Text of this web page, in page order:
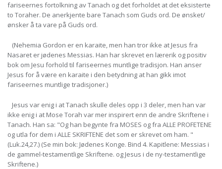
fariseernes fortolkning av Tanach og det forholdet at det eksisterte
to Toraher. De anerkjente bare Tanach som Guds ord. De ønsket/
ønsker å ta vare på Guds ord.
(Nehemia Gordon er en karaite, men han tror ikke at Jesus fra
Nasaret er jødenes Messias. Han har skrevet en lærerik og positiv
bok om Jesu forhold til fariseernes muntlige tradisjon. Han anser
Jesus for å være en karaite i den betydning at han gikk imot
fariseernes muntlige tradisjoner.)
Jesus var enig i at Tanach skulle deles opp i 3 deler, men han var
ikke enig i at Mose Torah var mer inspirert enn de andre Skriftene i
Tanach. Han sa: "Og han begynte fra MOSES og fra ALLE PROFETENE
og utla for dem i ALLE SKRIFTENE det som er skrevet om ham. "
(Luk.24,27.) (Se min bok: Jødenes Konge. Bind 4. Kapitlene: Messias i
de gammel-testamentlige Skriftene. og Jesus i de ny-testamentlige
Skriftene.)